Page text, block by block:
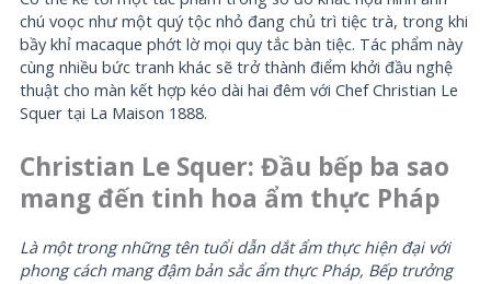
chú voọc như một quý tộc nhỏ đang chủ trì tiệc trà, trong khi
bầy khỉ macaque phớt lờ mọi quy tắc bàn tiệc. Tác phẩm này
cùng nhiều bức tranh khác sẽ trở thành điểm khởi đầu nghệ
thuật cho màn kết hợp kéo dài hai đêm với Chef Christian Le
Squer tại La Maison 1888.
Christian Le Squer: Đầu bếp ba sao
mang đến tinh hoa ẩm thực Pháp
Là một trong những tên tuổi dẫn dắt ẩm thực hiện đại với
phong cách mang đậm bản sắc ẩm thực Pháp, Bếp trưởng